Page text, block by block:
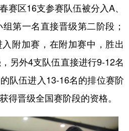
湖北 湖南
云南 西藏
青海 宁夏
黑龙江
赛区16支参赛队伍被分入A、
第一名直接晋级第二阶段；
附加赛，在附加赛中，胜出
另外4支队伍直接进行9-12名
队伍进入13-16名的排位赛阶
得晋级全国赛阶段的资格。